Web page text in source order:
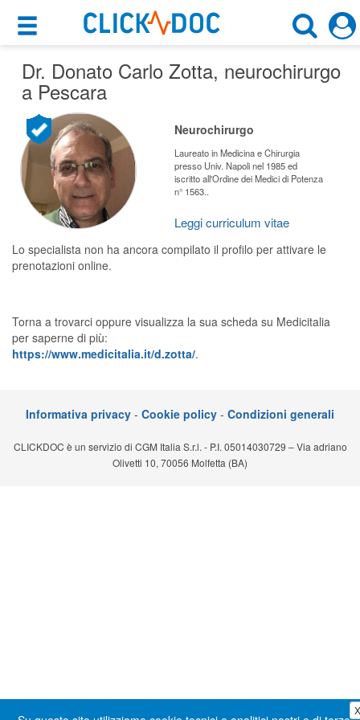
×
Motore di ricerca
×
Neurochirurgo
Pescara (PE)
CERCA
Cosa possiamo offrirti
Per i pazienti
Prenota una visita
Ricerca specialisti
Consulti online
Prenotazioni online
Planner e rubrica in cloud
Teleconsulto
Dr. Donato Carlo Zotta, neurochirurgo
a Pescara
Neurochirurgo
Laureato in Medicina e Chirurgia
presso Univ. Napoli nel 1985 ed
iscritto all'Ordine dei Medici di Potenza
n° 1563..
Leggi curriculum vitae
Lo specialista non ha ancora compilato il profilo per attivare le
prenotazioni online.
Torna a trovarci oppure visualizza la sua scheda su Medicitalia
per saperne di più:
https://www.medicitalia.it/d.zotta/.
X
Informativa privacy - Cookie policy - Condizioni generali
CLICKDOC è un servizio di CGM Italia S.r.l. - P.I. 05014030729 – Via adriano
Olivetti 10, 70056 Molfetta (BA)